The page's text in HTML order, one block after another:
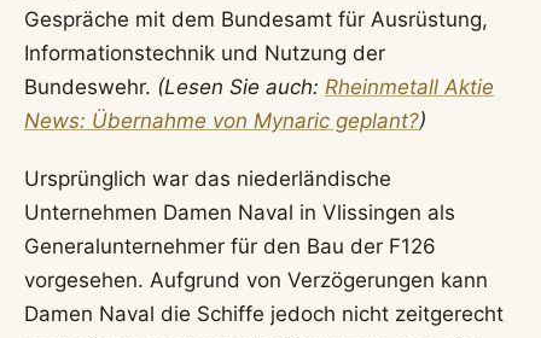
Gespräche mit dem Bundesamt für Ausrüstung,
Informationstechnik und Nutzung der
Bundeswehr. (Lesen Sie auch: Rheinmetall Aktie
News: Übernahme von Mynaric geplant?)
Ursprünglich war das niederländische
Unternehmen Damen Naval in Vlissingen als
Generalunternehmer für den Bau der F126
vorgesehen. Aufgrund von Verzögerungen kann
Damen Naval die Schiffe jedoch nicht zeitgerecht